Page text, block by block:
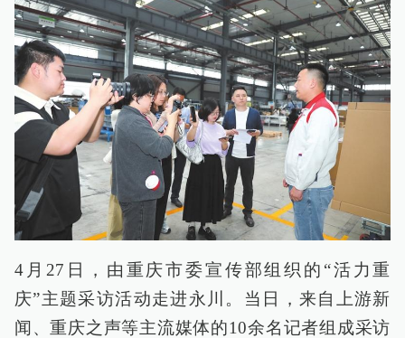
4月27日，由重庆市委宣传部组织的“活力重
庆”主题采访活动走进永川。当日，来自上游新
闻、重庆之声等主流媒体的10余名记者组成采访